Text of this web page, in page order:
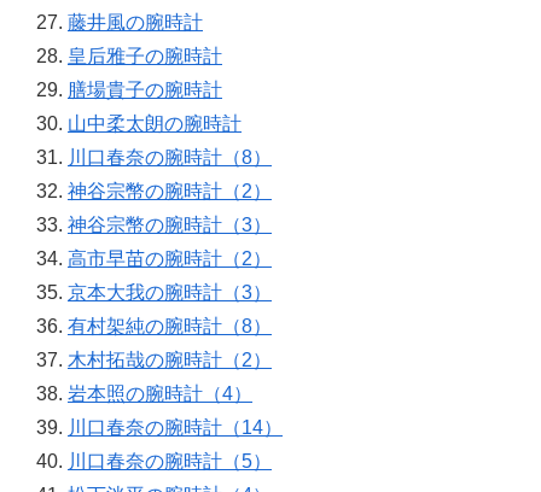
藤井風の腕時計
皇后雅子の腕時計
膳場貴子の腕時計
山中柔太朗の腕時計
川口春奈の腕時計（8）
神谷宗幣の腕時計（2）
神谷宗幣の腕時計（3）
高市早苗の腕時計（2）
京本大我の腕時計（3）
有村架純の腕時計（8）
木村拓哉の腕時計（2）
岩本照の腕時計（4）
川口春奈の腕時計（14）
川口春奈の腕時計（5）